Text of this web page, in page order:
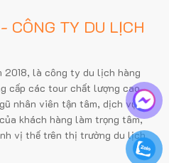
CÔNG TY DU LỊCH
2018, là công ty du lịch hàng
cấp các tour chất lượng cao
nhân viên tận tâm, dịch vụ
khách hàng làm trọng tâm,
vị thế trên thị trường du lịch